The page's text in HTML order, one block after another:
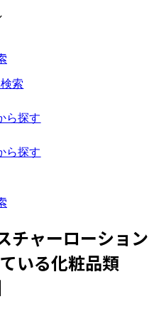
索
ら探す
ら探す
チャーローション
いる化粧品類